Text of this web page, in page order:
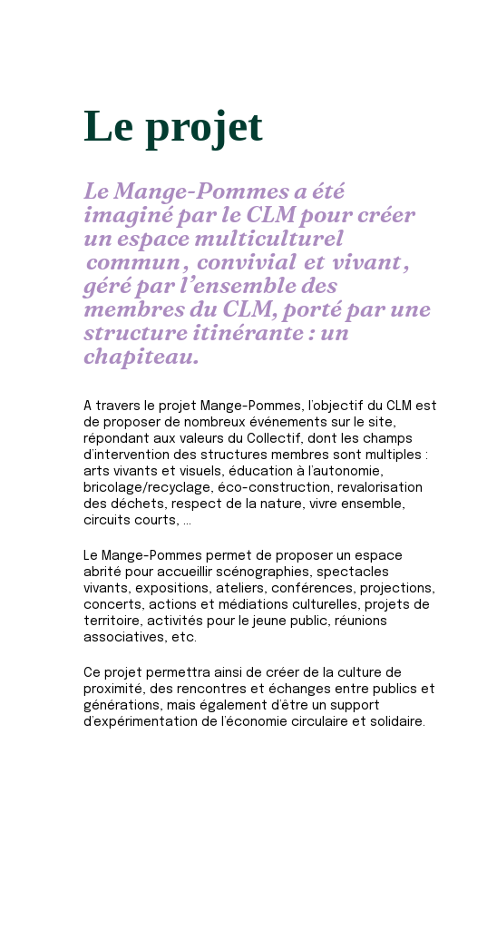
Le projet
Le Mange-Pommes a été
imaginé par le CLM pour créer
un espace multiculturel
commun, convivial et vivant,
géré par l’ensemble des
membres du CLM, porté par une
structure itinérante : un
chapiteau.
A travers le projet Mange-Pommes, l’objectif du CLM est
de proposer de nombreux événements sur le site,
répondant aux valeurs du Collectif, dont les champs
d’intervention des structures membres sont multiples :
arts vivants et visuels, éducation à l’autonomie,
bricolage/recyclage, éco-construction, revalorisation
des déchets, respect de la nature, vivre ensemble,
circuits courts, …
Le Mange-Pommes permet de proposer un espace
abrité pour accueillir scénographies, spectacles
vivants, expositions, ateliers, conférences, projections,
concerts, actions et médiations culturelles, projets de
territoire, activités pour le jeune public, réunions
associatives, etc.
Ce projet permettra ainsi de créer de la culture de
proximité, des rencontres et échanges entre publics et
générations, mais également d’être un support
d’expérimentation de l’économie circulaire et solidaire.